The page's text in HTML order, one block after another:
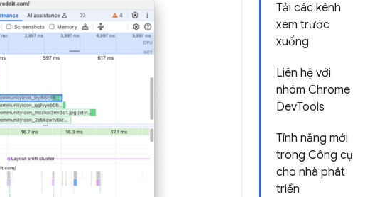
Tải các kênh
xem trước
xuống
Liên hệ với
nhóm Chrome
DevTools
Tính năng mới
trong Công cụ
cho nhà phát
triển